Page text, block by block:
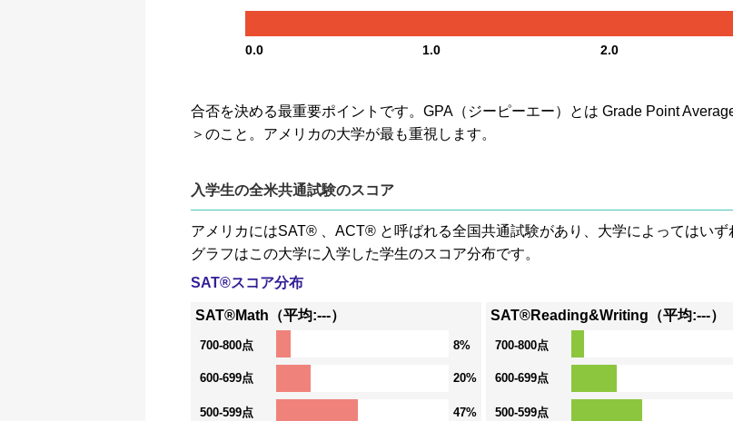
0.0 1.0 2.0
合否を決める最重要ポイントです。GPA（ジーピーエー）とは Grade Point
＞のこと。アメリカの大学が最も重視します。
入学生の全米共通試験のスコア
アメリカにはSAT® 、ACT® と呼ばれる全国共通試験があり、大学によってはいず
グラフはこの大学に入学した学生のスコア分布です。
SAT®スコア分布
SAT®Math（平均:---）
700-800点 8%
600-699点 20%
500-599点 47%
SAT®Reading&Writing（平均:---）
700-800点
600-699点
500-599点